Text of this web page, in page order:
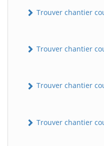
Trouver chantier
Trouver chantier
Trouver chantier
Trouver chantier